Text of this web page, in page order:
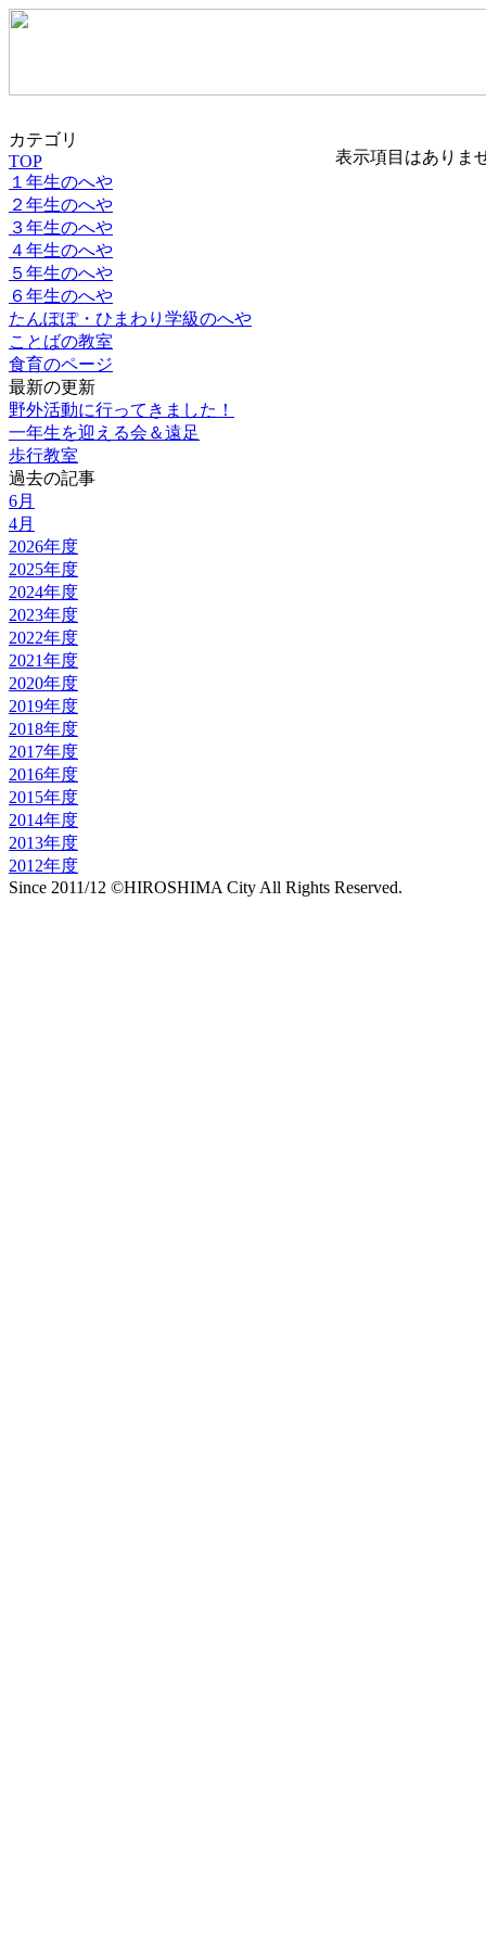
カテゴリ
TOP
１年生のへや
２年生のへや
３年生のへや
４年生のへや
５年生のへや
６年生のへや
たんぽぽ・ひまわり学級のへや
ことばの教室
食育のページ
最新の更新
野外活動に行ってきました！
一年生を迎える会＆遠足
歩行教室
過去の記事
6月
4月
2026年度
2025年度
2024年度
2023年度
2022年度
2021年度
2020年度
2019年度
2018年度
2017年度
2016年度
2015年度
2014年度
2013年度
2012年度
表示項目はありま
Since 2011/12 ©HIROSHIMA City All Rights Reserved.